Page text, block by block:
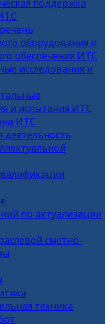
поддержка
оборудования и
обеспечения ИТС
исследования и
и испытания ИТС
ИТС
деятельность
по актуализации
сметно-
техника